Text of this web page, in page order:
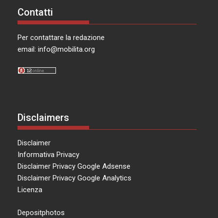
Contatti
Per contattare la redazione
email:info@mobilita.org
Disclaimers
Disclaimer
Informativa Privacy
Disclaimer Privacy Google Adsense
Disclaimer Privacy Google Analytics
Licenza
Depositphotos